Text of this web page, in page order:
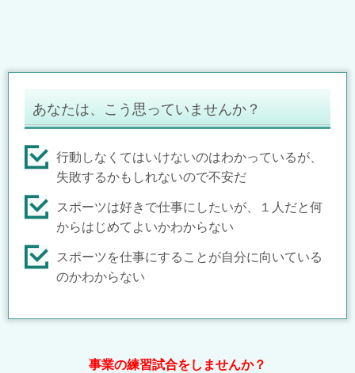
あなたは、こう思っていませんか？
行動しなくてはいけないのはわかっているが、
失敗するかもしれないので不安だ
スポーツは好きで仕事にしたいが、１人だと何
からはじめてよいかわからない
スポーツを仕事にすることが自分に向いている
のかわからない
事業の練習試合をしませんか？